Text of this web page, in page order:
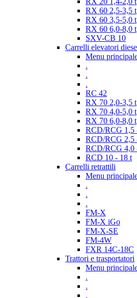
RX 60 2,5-3,5 t
RX 60 3,5-5,0 t
RX 60 6,0-8,0 t
SXV-CB 10
Carrelli elevatori
Menu
.
.
.
RC 42
RX 70 2,0-3,5 t
RX 70 4,0-5,0 t
RX 70 6,0-8,0 t
RCD/RCG 1,5
RCD/RCG 2,5
RCD/RCG 4,0
RCD 10 - 18 t
Carrelli retrattili
Menu
.
.
.
FM-X
FM-X iGo
FM-X-SE
FM-4W
FXR 14C-18C
Trattori e trasportatori
Menu
.
.
.